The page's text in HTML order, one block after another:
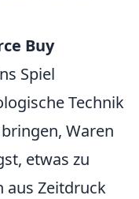
Buy
Spiel
Technik
Waren
etwas zu
aus Zeitdruck